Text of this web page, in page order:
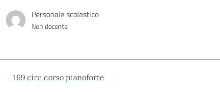
Personale scolastico
Non docente
169 circ corso pianoforte